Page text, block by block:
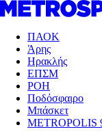
ΠΑΟΚ
Άρης
Ηρακλής
ΕΠΣΜ
ΡΟΗ
Ποδόσφαιρο
Μπάσκετ
METROPOLIS